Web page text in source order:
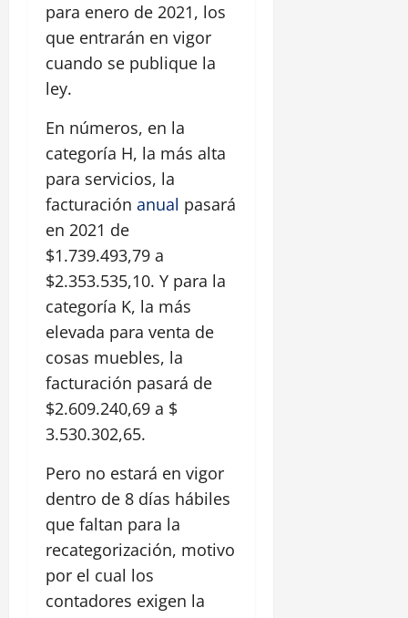
para enero de 2021, los
que entrarán en vigor
cuando se publique la
ley.
En números, en la
categoría H, la más alta
para servicios, la
facturación anual pasará
en 2021 de
$1.739.493,79 a
$2.353.535,10. Y para la
categoría K, la más
elevada para venta de
cosas muebles, la
facturación pasará de
$2.609.240,69 a $
3.530.302,65.
Pero no estará en vigor
dentro de 8 días hábiles
que faltan para la
recategorización, motivo
por el cual los
contadores exigen la